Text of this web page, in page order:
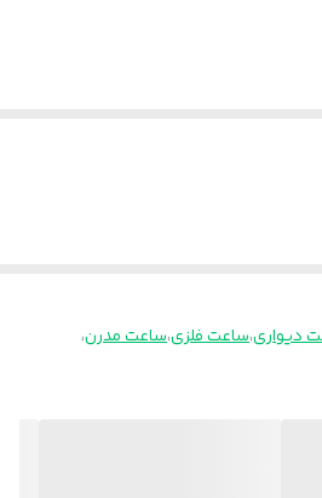
دیواری،ساعت فلزی،ساعت مدرن،